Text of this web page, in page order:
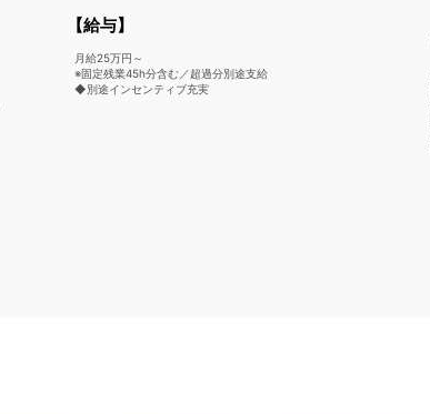
【給与】
月給25万円～
※固定残業45h分含む／超過分別途支給
◆別途インセンティブ充実